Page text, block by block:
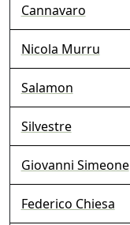
Cannavaro
Nicola Murru
Salamon
Silvestre
Giovanni Simeone
Federico Chiesa